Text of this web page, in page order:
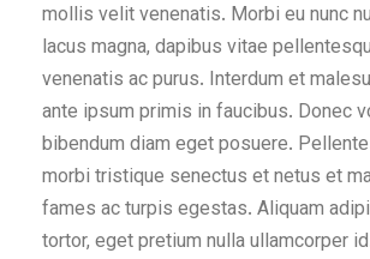
mollis velit venenatis. Morbi eu nunc
lacus magna, dapibus vitae
venenatis ac purus. Interdum et
ante ipsum primis in faucibus. Donec
bibendum diam eget posuere.
morbi tristique senectus et netus et
fames ac turpis egestas. Aliquam
tortor, eget pretium nulla ullamcorper